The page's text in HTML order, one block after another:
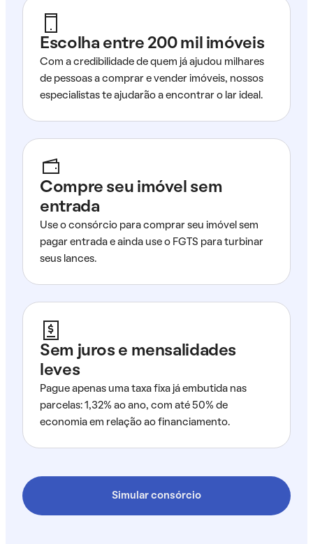
Escolha entre 200 mil imóveis
Com a credibilidade de quem já ajudou milhares
de pessoas a comprar e vender imóveis, nossos
especialistas te ajudarão a encontrar o lar ideal.
Compre seu imóvel sem
entrada
Use o consórcio para comprar seu imóvel sem
pagar entrada e ainda use o FGTS para turbinar
seus lances.
Sem juros e mensalidades
leves
Pague apenas uma taxa fixa já embutida nas
parcelas: 1,32% ao ano, com até 50% de
economia em relação ao financiamento.
Simular consórcio